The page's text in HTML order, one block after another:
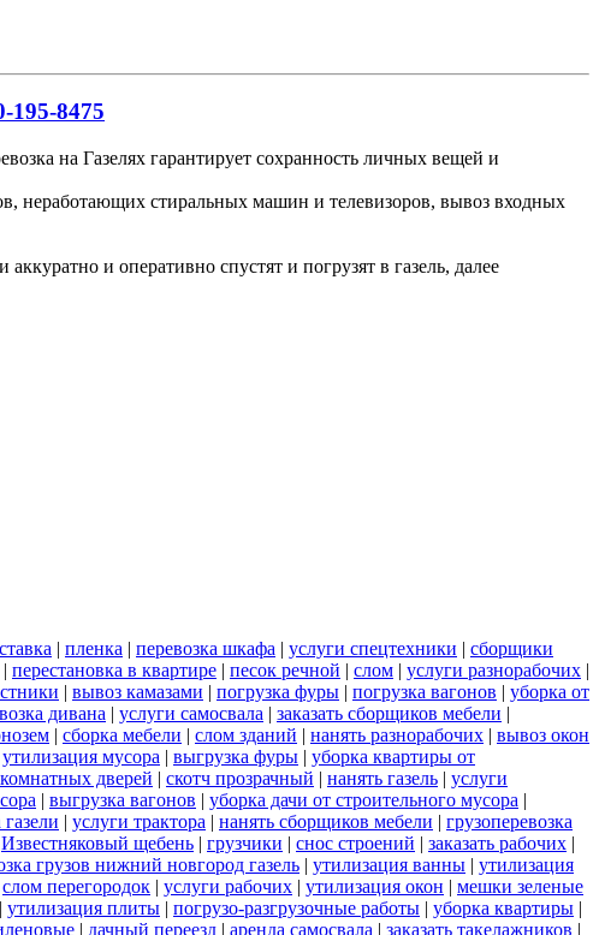
195-8475
на Газелях гарантирует сохранность личных вещей и
неработающих стиральных машин и телевизоров, вывоз входных
и оперативно спустят и погрузят в газель, далее
| пленка | перевозка шкафа | услуги спецтехники | сборщики
| перестановка в квартире | песок речной | слом | услуги разнорабочих |
| вывоз камазами | погрузка фуры | погрузка вагонов | уборка от
дивана | услуги самосвала | заказать сборщиков мебели |
| сборка мебели | слом зданий | нанять разнорабочих | вывоз окон
утилизация мусора | выгрузка фуры | уборка квартиры от
дверей | скотч прозрачный | нанять газель | услуги
| выгрузка вагонов | уборка дачи от строительного мусора |
| услуги трактора | нанять сборщиков мебели | грузоперевозка
Известняковый щебень | грузчики | снос строений | заказать рабочих |
грузов нижний новгород газель | утилизация ванны | утилизация
слом перегородок | услуги рабочих | утилизация окон | мешки зеленые
| утилизация плиты | погрузо-разгрузочные работы | уборка квартиры |
| дачный переезд | аренда самосвала | заказать такелажников |